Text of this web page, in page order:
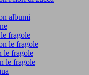
albumi
fragole
le fragole
le fragole
le fragole